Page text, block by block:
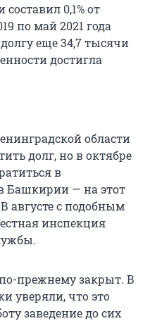
0,1% от
по май 2021 года
еще 34,7 тысячи
достигла
области
долг, но в октябре
в
Башкирии — на этот
августе с подобным
инспекция
прежнему закрыт. В
уверяли, что это
заведение до сих